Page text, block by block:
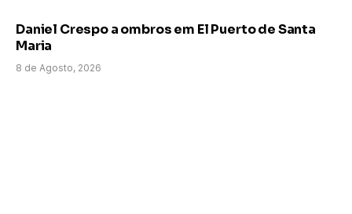
Daniel Crespo a ombros em El Puerto de Santa
Maria
8 de Agosto, 2026